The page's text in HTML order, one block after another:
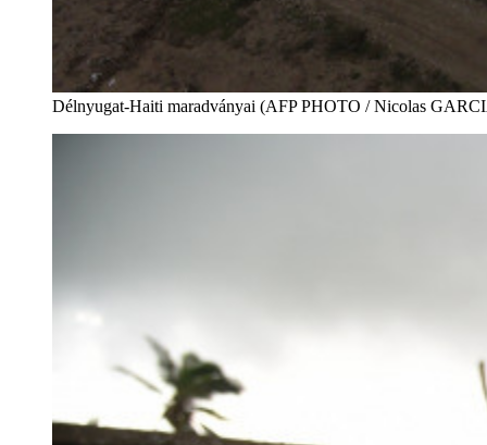
Délnyugat-Haiti maradványai (AFP PHOTO / Nicolas